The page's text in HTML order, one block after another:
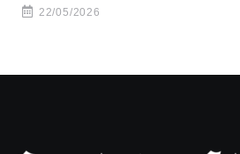
22/05/2026